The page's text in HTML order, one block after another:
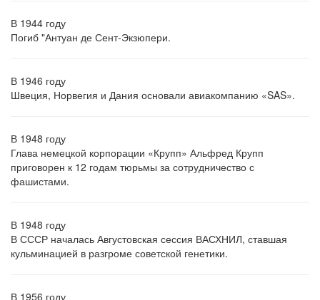
В 1944 году
Погиб "Антуан де Сент-Экзюпери.
В 1946 году
Швеция, Норвегия и Дания основали авиакомпанию «SAS».
В 1948 году
Глава немецкой корпорации «Крупп» Альфред Крупп
приговорен к 12 годам тюрьмы за сотрудничество с
фашистами.
В 1948 году
В СССР началась Августовская сессия ВАСХНИЛ, ставшая
кульминацией в разгроме советской генетики.
В 1956 году